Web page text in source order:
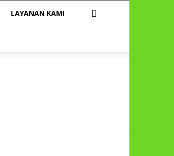
LAYANAN KAMI